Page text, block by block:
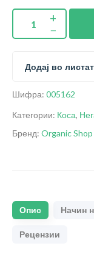
Додај во
Шифра: 005162
Категории: Коса,
Бренд: Organic Shop
Опис Начин
Рецензии